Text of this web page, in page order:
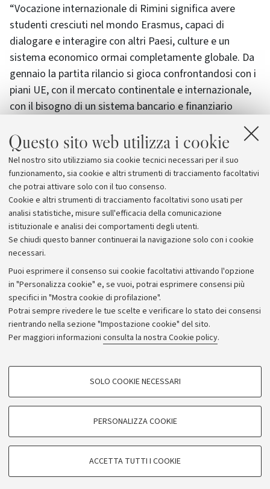
Questo sito web utilizza i cookie
Nel nostro sito utilizziamo sia cookie tecnici necessari per il suo
funzionamento, sia cookie e altri strumenti di tracciamento facoltativi
che potrai attivare solo con il tuo consenso.
Cookie e altri strumenti di tracciamento facoltativi sono usati per
analisi statistiche, misure sull'efficacia della comunicazione
istituzionale e analisi dei comportamenti degli utenti.
Se chiudi questo banner continuerai la navigazione solo con i cookie
necessari.
Puoi esprimere il consenso sui cookie facoltativi attivando l'opzione
in "Personalizza cookie" e, se vuoi, potrai esprimere consensi più
specifici in "Mostra cookie di profilazione".
Potrai sempre rivedere le tue scelte e verificare lo stato dei consensi
rientrando nella sezione "Impostazione cookie" del sito.
Per maggiori informazioni consulta la nostra Cookie policy.
COOKIE DI PROFILAZIONE - FACOLTATIVI
COOKIE TECNICI - NECESSARI
Si tratta di cookie tecnici utilizzati, a titolo esemplificativo, per il corretto
SOLO COOKIE NECESSARI
PERSONALIZZA COOKIE
ACCETTA TUTTI I COOKIE
“Vocazione internazionale di Rimini significa avere
studenti cresciuti nel mondo Erasmus, capaci di
dialogare e interagire con altri Paesi, culture e un
sistema economico ormai completamente globale. Da
gennaio la partita rilancio si gioca confrontandosi con i
piani UE, con il mercato continentale e internazionale,
con il bisogno di un sistema bancario e finanziario
sempre più efficiente. I profili dei tre studenti premiati e
i loro lavori, ci dicono che abbiamo ‘in casa’ risorse
umane pronte ad affrontare da protagoniste questi
temi”,concludono Stefano Fabbri e Andrea Moretti,
sempre di Studio Skema.
Archivio
Comunicati stampa
Redazione
Rassegna stampa
© Copyright 2026 - ALMA MATER STUDIORUM - Università di
Bologna - Via Zamboni, 33 - 40126 Bologna - PI: 01131710376 -
CF: 80007010376
Privacy
Note legali Impostazioni Cookie